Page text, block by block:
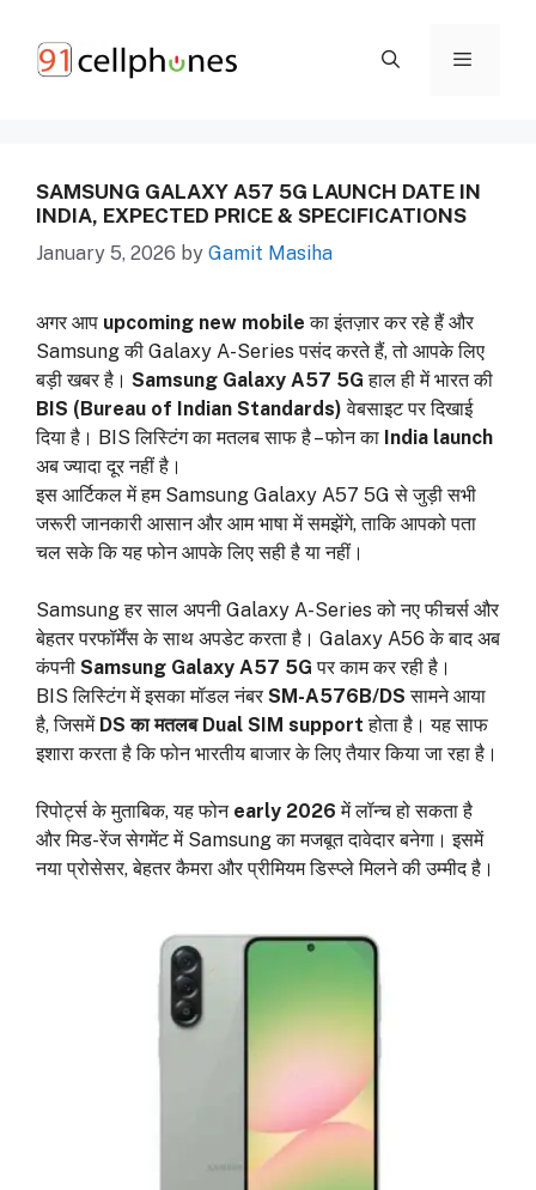
content
SAMSUNG GALAXY A57 5G LAUNCH DATE IN
INDIA, EXPECTED PRICE & SPECIFICATIONS
January 5, 2026 by Gamit Masiha
अगर आप upcoming new mobile का इंतज़ार कर रहे हैं और
Samsung की Galaxy A-Series पसंद करते हैं, तो आपके लिए
बड़ी खबर है। Samsung Galaxy A57 5G हाल ही में भारत की
BIS (Bureau of Indian Standards) वेबसाइट पर दिखाई
दिया है। BIS लिस्टिंग का मतलब साफ है – फोन का India launch
अब ज्यादा दूर नहीं है।
इस आर्टिकल में हम Samsung Galaxy A57 5G से जुड़ी सभी
जरूरी जानकारी आसान और आम भाषा में समझेंगे, ताकि आपको पता
चल सके कि यह फोन आपके लिए सही है या नहीं।
Samsung हर साल अपनी Galaxy A-Series को नए फीचर्स और
बेहतर परफॉर्मेंस के साथ अपडेट करता है। Galaxy A56 के बाद अब
कंपनी Samsung Galaxy A57 5G पर काम कर रही है।
BIS लिस्टिंग में इसका मॉडल नंबर SM-A576B/DS सामने आया
है, जिसमें DS का मतलब Dual SIM support होता है। यह साफ
इशारा करता है कि फोन भारतीय बाजार के लिए तैयार किया जा रहा है।
रिपोर्ट्स के मुताबिक, यह फोन early 2026 में लॉन्च हो सकता है
और मिड-रेंज सेगमेंट में Samsung का मजबूत दावेदार बनेगा। इसमें
नया प्रोसेसर, बेहतर कैमरा और प्रीमियम डिस्प्ले मिलने की उम्मीद है।